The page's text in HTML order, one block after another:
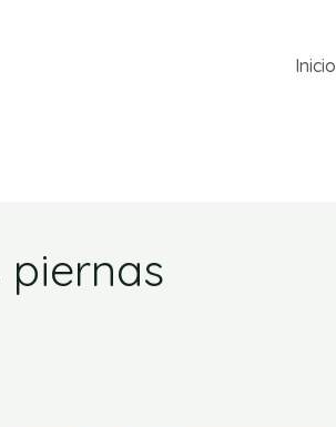
Inicio
piernas